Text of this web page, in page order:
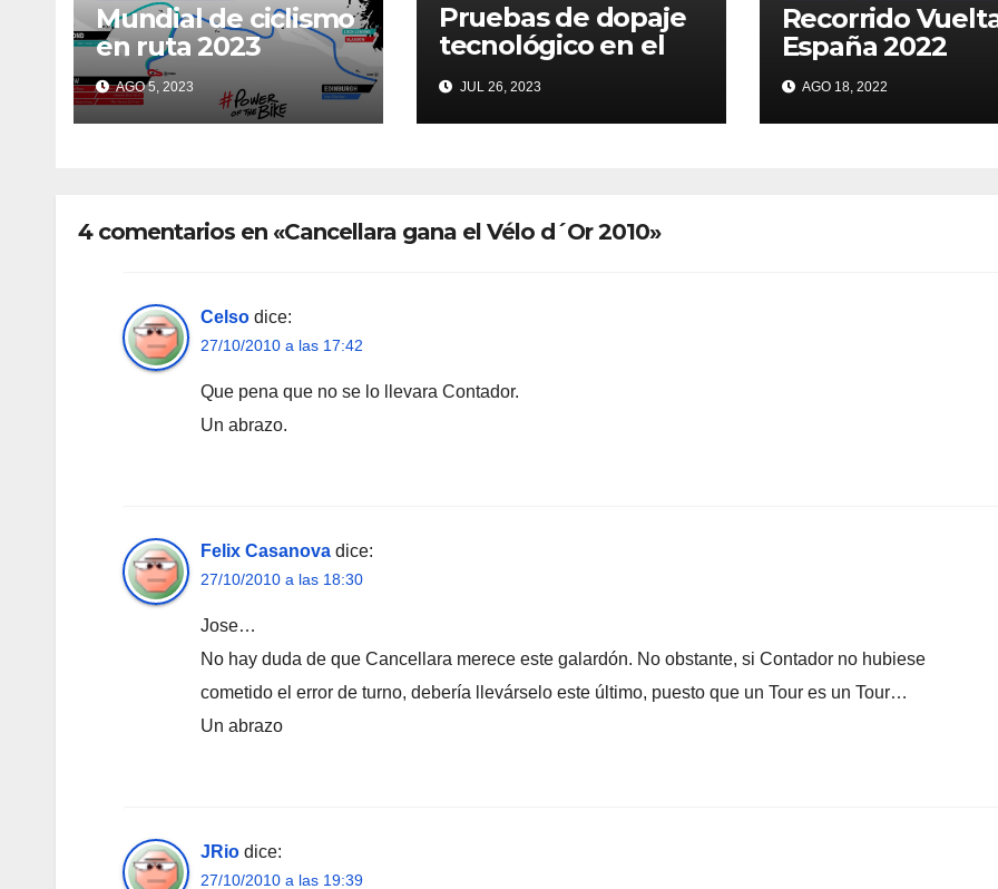
Mundial de ciclismo
en ruta 2023
AGO 5, 2023
Pruebas de dopaje
tecnológico en el
Tour
JUL 26, 2023
Recorrido
España 2022
AGO 18, 2022
4 comentarios en «Cancellara gana el Vélo d´Or 2010»
Celso dice:
27/10/2010 a las 17:42
Que pena que no se lo llevara Contador.
Un abrazo.
Felix Casanova dice:
27/10/2010 a las 18:30
Jose…
No hay duda de que Cancellara merece este galardón. No obstante, si Contador no hubiese
cometido el error de turno, debería llevárselo este último, puesto que un Tour es un Tour…
Un abrazo
JRio dice:
27/10/2010 a las 19:39